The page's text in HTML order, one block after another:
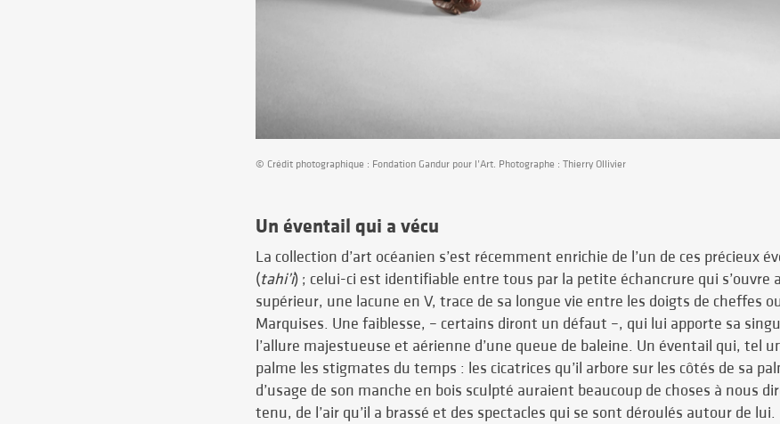
© Crédit photographique : Fondation Gandur pour l’Art. Photographe : Thierry Ollivier
Un éventail qui a vécu
La collection d’art océanien s’est récemment enrichie de l’un de ces précieux
(tahi’i) ; celui-ci est identifiable entre tous par la petite échancrure qui s’ouvre
supérieur, une lacune en V, trace de sa longue vie entre les doigts de cheffes
Marquises. Une faiblesse, – certains diront un défaut –, qui lui apporte sa
l’allure majestueuse et aérienne d’une queue de baleine. Un éventail qui, tel
palme les stigmates du temps : les cicatrices qu’il arbore sur les côtés de sa
d’usage de son manche en bois sculpté auraient beaucoup de choses à nous
tenu, de l’air qu’il a brassé et des spectacles qui se sont déroulés autour de lui.